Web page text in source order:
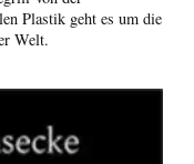
Plastik geht es um die
Welt.